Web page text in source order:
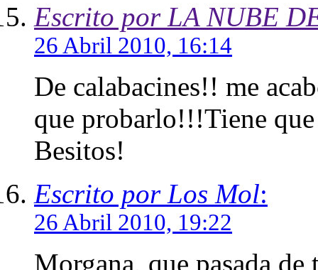
Escrito por LA NUBE
26 Abril 2010, 16:14
De calabacines!! me
que probarlo!!!Tiene
Besitos!
Escrito por Los Mol:
26 Abril 2010, 19:22
Morgana, que pasada